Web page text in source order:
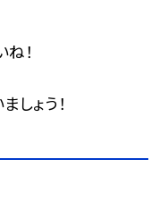
！
しょう！